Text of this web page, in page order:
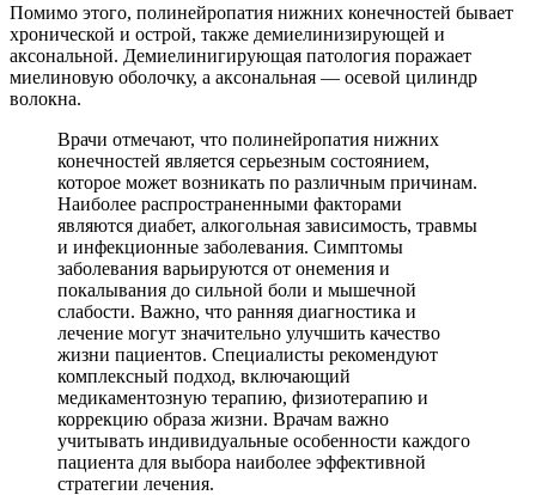
Помимо этого, полинейропатия нижних конечностей бывает
хронической и острой, также демиелинизирующей и
аксональной. Демиелинигирующая патология поражает
миелиновую оболочку, а аксональная — осевой цилиндр
волокна.
Врачи отмечают, что полинейропатия нижних
конечностей является серьезным состоянием,
которое может возникать по различным причинам.
Наиболее распространенными факторами
являются диабет, алкогольная зависимость, травмы
и инфекционные заболевания. Симптомы
заболевания варьируются от онемения и
покалывания до сильной боли и мышечной
слабости. Важно, что ранняя диагностика и
лечение могут значительно улучшить качество
жизни пациентов. Специалисты рекомендуют
комплексный подход, включающий
медикаментозную терапию, физиотерапию и
коррекцию образа жизни. Врачам важно
учитывать индивидуальные особенности каждого
пациента для выбора наиболее эффективной
стратегии лечения.